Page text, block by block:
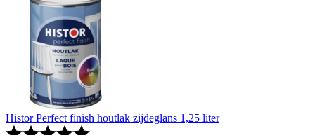
Histor Perfect finish houtlak zijdeglans 1,25 liter